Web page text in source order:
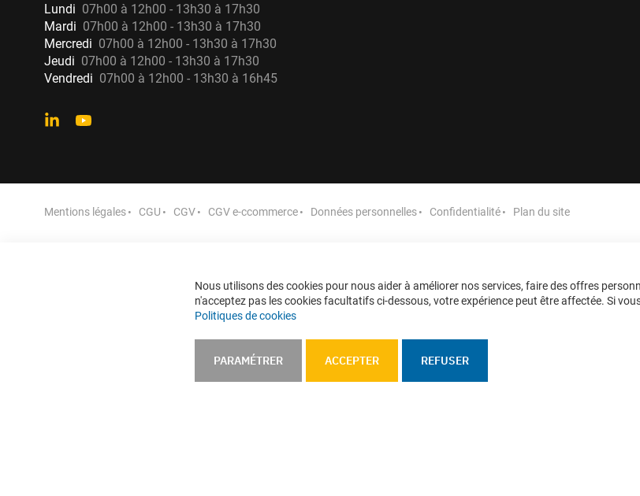
Lundi 07h00 à 12h00 - 13h30 à 17h30
Mardi 07h00 à 12h00 - 13h30 à 17h30
Mercredi 07h00 à 12h00 - 13h30 à 17h30
Jeudi 07h00 à 12h00 - 13h30 à 17h30
Vendredi 07h00 à 12h00 - 13h30 à 16h45
Mentions légales CGU CGV CGV e-ccommerce Données personnelles Confidentialité Plan du site
Nous utilisons des cookies pour nous aider à améliorer nos services, faire des offres
n'acceptez pas les cookies facultatifs ci-dessous, votre expérience peut être affectée. Si
Politiques de cookies
ACCEPTER
PARAMÉTRER REFUSER